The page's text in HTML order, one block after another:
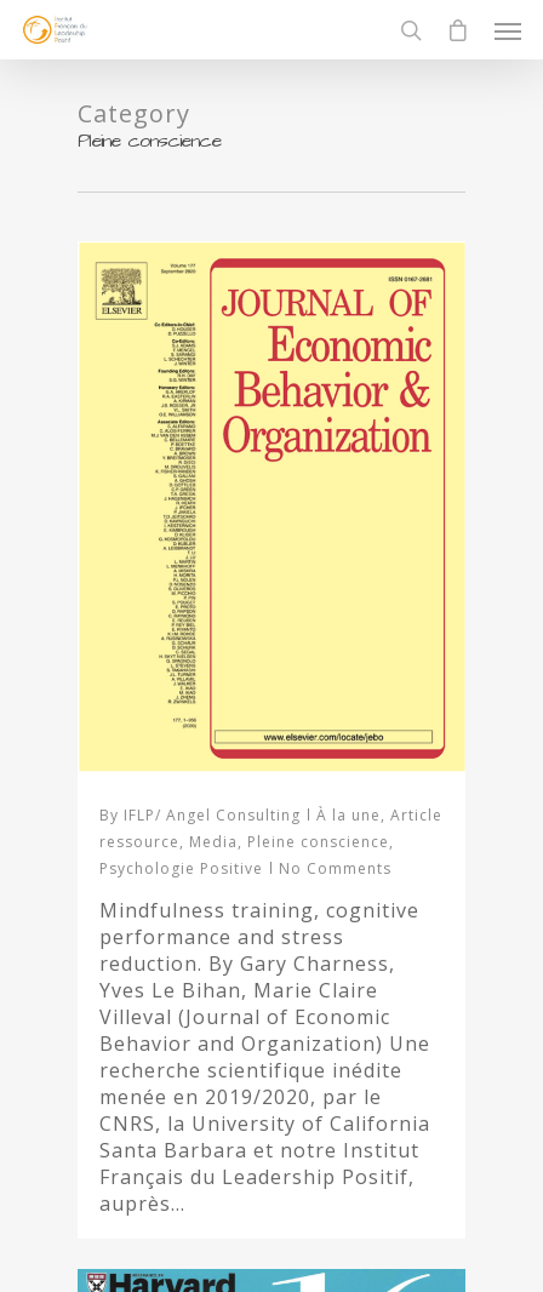
Category
Pleine conscience
By IFLP/ Angel Consulting À la une, Article
ressource, Media, Pleine conscience,
Psychologie Positive
No Comments
Mindfulness training, cognitive
performance and stress
reduction. By Gary Charness,
Yves Le Bihan, Marie Claire
Villeval (Journal of Economic
Behavior and Organization) Une
recherche scientifique inédite
menée en 2019/2020, par le
CNRS, la University of California
Santa Barbara et notre Institut
Français du Leadership Positif,
auprès…